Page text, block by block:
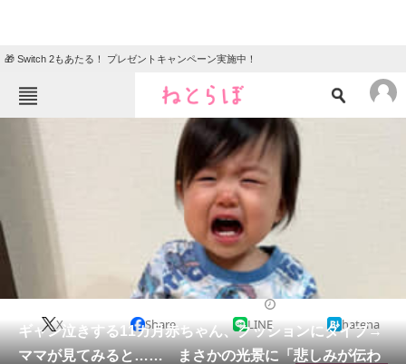
🎁 Switch 2もあたる！ プレゼントキャンペーン実施中！
ニュース
クイズ
地域
教育・育児
動物 リサーチ
会員記事
ギャン泣きする11カ月赤ちゃん、クッションにダイブ→
ママが見てみると…… まさかの光景に「悲しみが伝わ
X Share LINE hatena